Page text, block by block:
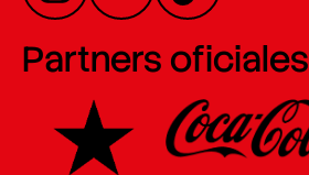
Partners oficiales